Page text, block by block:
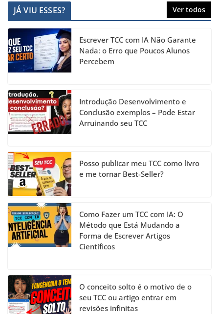
c
e
b
o
o
k
a
gr
a
m
k
e
dI
n
er T
u
b
e
h
a
n
el
JÁ VIU ESSES? Ver todos
Escrever TCC com IA Não Garante
Nada: o Erro que Poucos Alunos
Percebem
Introdução Desenvolvimento e
Conclusão exemplos – Pode Estar
Arruinando seu TCC
Posso publicar meu TCC como livro
e me tornar Best-Seller?
Como Fazer um TCC com IA: O
Método que Está Mudando a
Forma de Escrever Artigos
Científicos
O conceito solto é o motivo de o
seu TCC ou artigo entrar em
revisões infinitas